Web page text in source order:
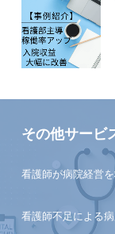
その他サービ
看護師が病院経営を
看護師不足による